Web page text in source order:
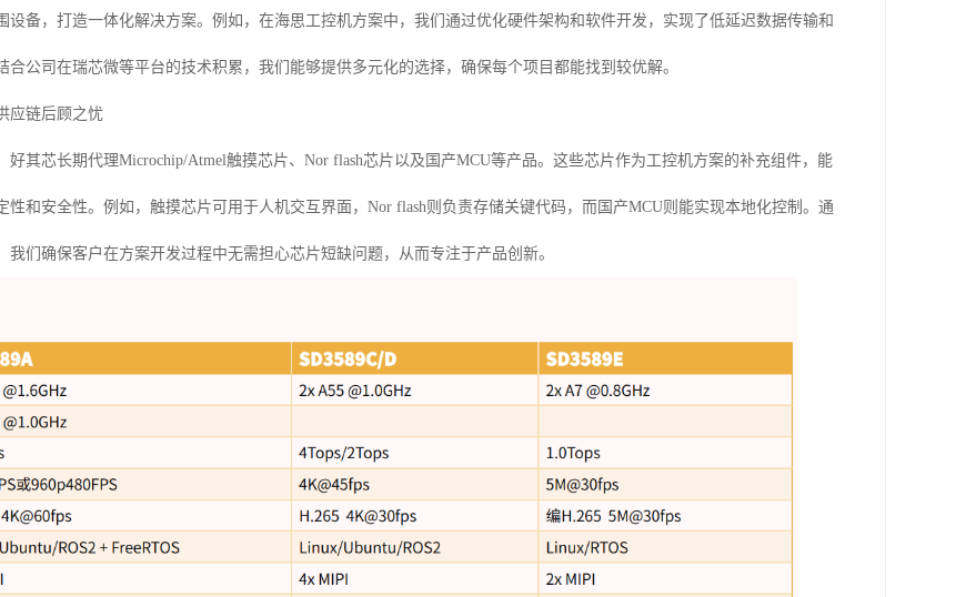
设备，打造一体化解决方案。例如，在海思工控机方案中，我们通过优化硬件架构和软件开发，实现了低延迟数据传输和
合公司在瑞芯微等平台的技术积累，我们能够提供多元化的选择，确保每个项目都能找到较优解。
应链后顾之忧
好其芯长期代理Microchip/Atmel触摸芯片、Nor flash芯片以及国产MCU等产品。这些芯片作为工控机方案的补充组件，能
性和安全性。例如，触摸芯片可用于人机交互界面，Nor flash则负责存储关键代码，而国产MCU则能实现本地化控制。通
我们确保客户在方案开发过程中无需担心芯片短缺问题，从而专注于产品创新。